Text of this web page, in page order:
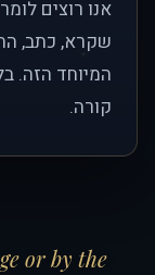
אנו רוצים
שקרא, כתב,
המיוחד הזה.
קורה.
or by the